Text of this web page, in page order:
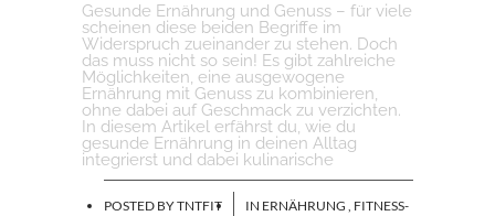
Gesunde Ernährung und Genuss – für viele
scheinen diese beiden Begriffe im
Widerspruch zueinander zu stehen. Doch
das muss nicht so sein! Es gibt zahlreiche
Möglichkeiten, eine ausgewogene
Ernährung mit Genuss zu kombinieren,
ohne dabei auf Geschmack zu verzichten.
In diesem Artikel erfährst du, wie du
gesunde Ernährung in deinen Alltag
integrierst und dabei kulinarische
POSTED BYTNTFIT IN ERNÄHRUNG , FITNESS-